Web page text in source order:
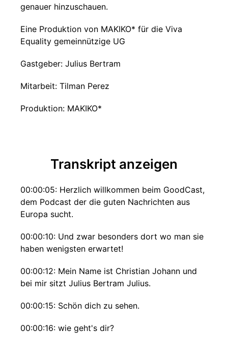
genauer hinzuschauen.
Eine Produktion von MAKIKO* für die Viva
Equality gemeinnützige UG
Gastgeber: Julius Bertram
Mitarbeit: Tilman Perez
Produktion: MAKIKO*
Transkript anzeigen
00:00:05: Herzlich willkommen beim GoodCast,
dem Podcast der die guten Nachrichten aus
Europa sucht.
00:00:10: Und zwar besonders dort wo man sie
haben wenigsten erwartet!
00:00:12: Mein Name ist Christian Johann und
bei mir sitzt Julius Bertram Julius.
00:00:15: Schön dich zu sehen.
00:00:16: wie geht's dir?